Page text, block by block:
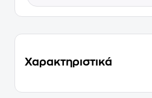
Χαρακτηριστικά